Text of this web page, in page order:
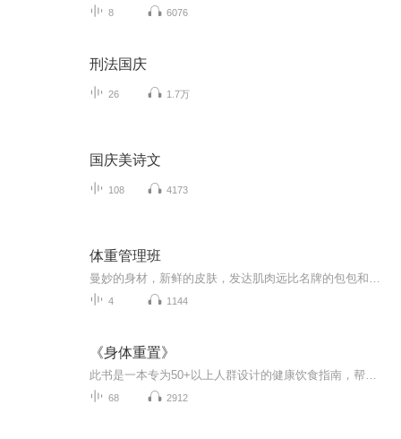
8 6076
刑法国庆
26 1.7万
国庆美诗文
108 4173
体重管理班
4 1144
《身体重置》
68 2912